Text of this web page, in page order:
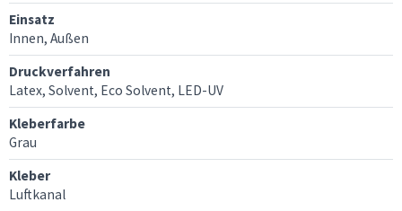
Einsatz
Innen, Außen
Druckverfahren
Latex, Solvent, Eco Solvent, LED-UV
Kleberfarbe
Grau
Kleber
Luftkanal